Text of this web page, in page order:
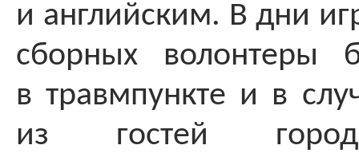
и английским. В дни
сборных волонтеры
в травмпункте и в
из гостей